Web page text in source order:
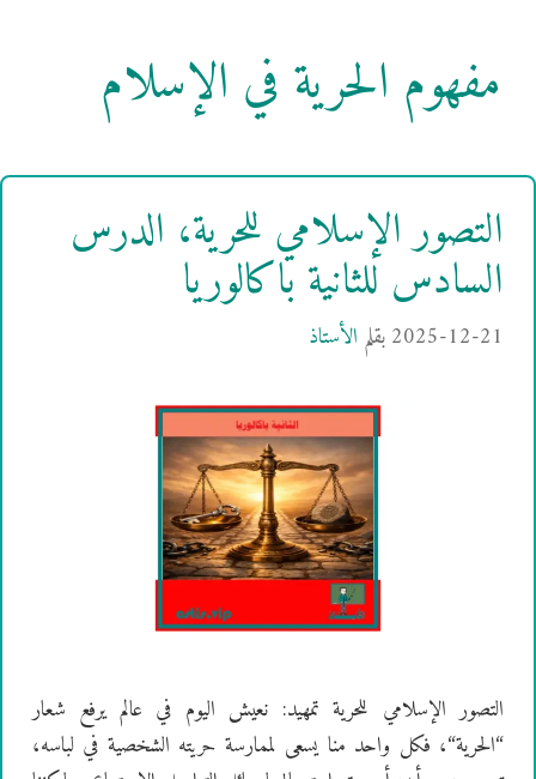
مفهوم الحرية في الإسلام
التصور الإسلامي للحرية، الدرس
السادس للثانية باكالوريا
2025-12-21بقلم الأستاذ
التصور الإسلامي للحرية تمهيد: نعيش اليوم في عالم يرفع شعار
“الحرية“، فكل واحد منا يسعى لممارسة حريته الشخصية في لباسه،